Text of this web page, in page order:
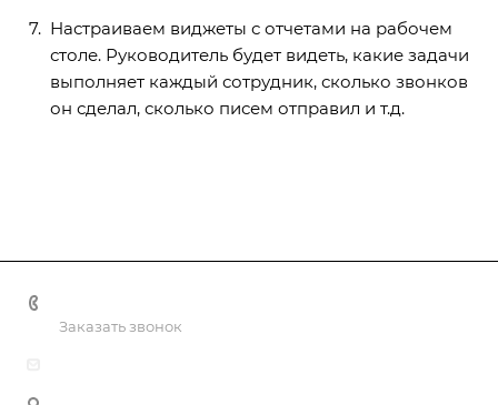
Настраиваем виджеты с отчетами на рабочем
столе. Руководитель будет видеть, какие задачи
выполняет каждый сотрудник, сколько звонков
он сделал, сколько писем отправил и т.д.
Заказать звонок